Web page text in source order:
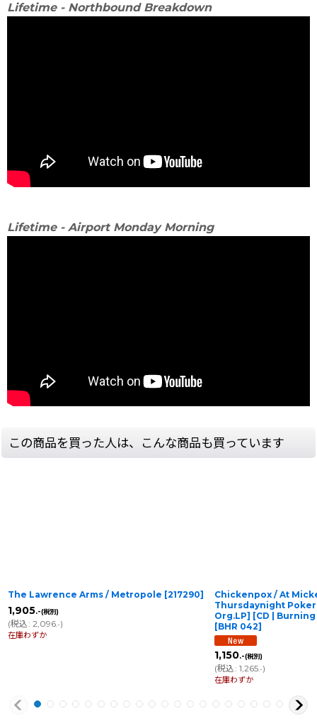
Lifetime - Northbound Breakdown
Lifetime - Airport Monday Morning
この商品を買った人は、こんな商品も買っています
The Lawrence Arms / Metropole [217290]
1,905.-(税別)
(税込: 2,096.-)
在庫わずか
Chickenpox / At
Thursdaynight
Org.LP] [CD | Burning
[BHR 042]
1,150.-(税別)
(税込: 1,265.-)
在庫わずか